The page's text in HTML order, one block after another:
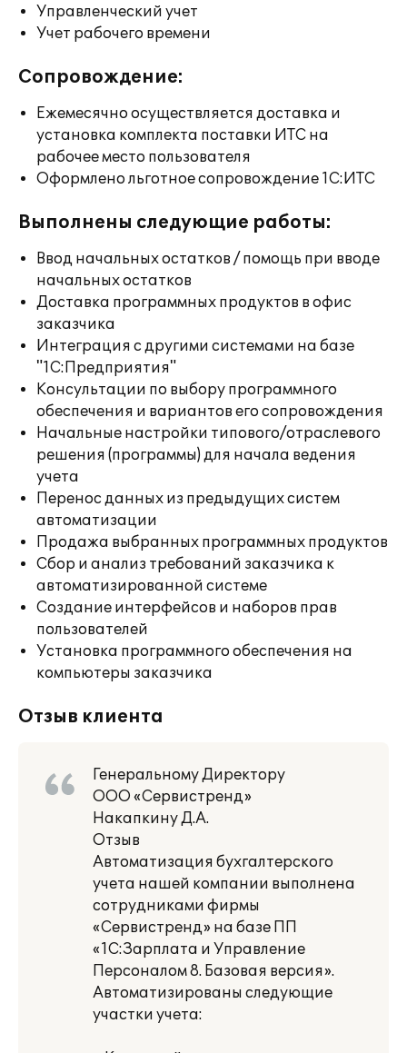
Управленческий учет
Учет рабочего времени
Сопровождение:
Ежемесячно осуществляется доставка и
установка комплекта поставки ИТС на
рабочее место пользователя
Оформлено льготное сопровождение 1С:ИТС
Выполнены следующие работы:
Ввод начальных остатков / помощь при вводе
начальных остатков
Доставка программных продуктов в офис
заказчика
Интеграция с другими системами на базе
"1С:Предприятия"
Консультации по выбору программного
обеспечения и вариантов его сопровождения
Начальные настройки типового/отраслевого
решения (программы) для начала ведения
учета
Перенос данных из предыдущих систем
автоматизации
Продажа выбранных программных продуктов
Сбор и анализ требований заказчика к
автоматизированной системе
Создание интерфейсов и наборов прав
пользователей
Установка программного обеспечения на
компьютеры заказчика
Отзыв клиента
Генеральному Директору
ООО «Сервистренд»
Накапкину Д.А.
Отзыв
Автоматизация бухгалтерского
учета нашей компании выполнена
сотрудниками фирмы
«Сервистренд» на базе ПП
«1С:Зарплата и Управление
Персоналом 8. Базовая версия».
Автоматизированы следующие
участки учета: